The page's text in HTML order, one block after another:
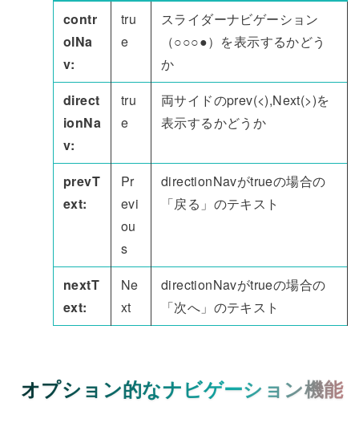
contr
olNa
v:
tru
e
スライダーナビゲーション
（○○○●）を表示するかどう
か
direct
ionNa
v:
tru
e
両サイドのprev(<),Next(>)を
表示するかどうか
prevT
ext:
Pr
evi
ou
s
directionNavがtrueの場合の
「戻る」のテキスト
nextT
ext:
Ne
xt
directionNavがtrueの場合の
「次へ」のテキスト
オプション的なナビゲーション機能